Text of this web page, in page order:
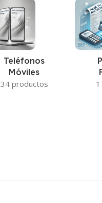
Teléfonos
Móviles
34 productos